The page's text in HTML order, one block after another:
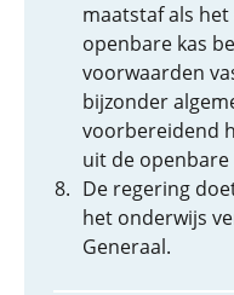
maatstaf als
openbare kas
voorwaarden
bijzonder
voorbereidend
uit de
De regering
het onderwijs
Generaal.